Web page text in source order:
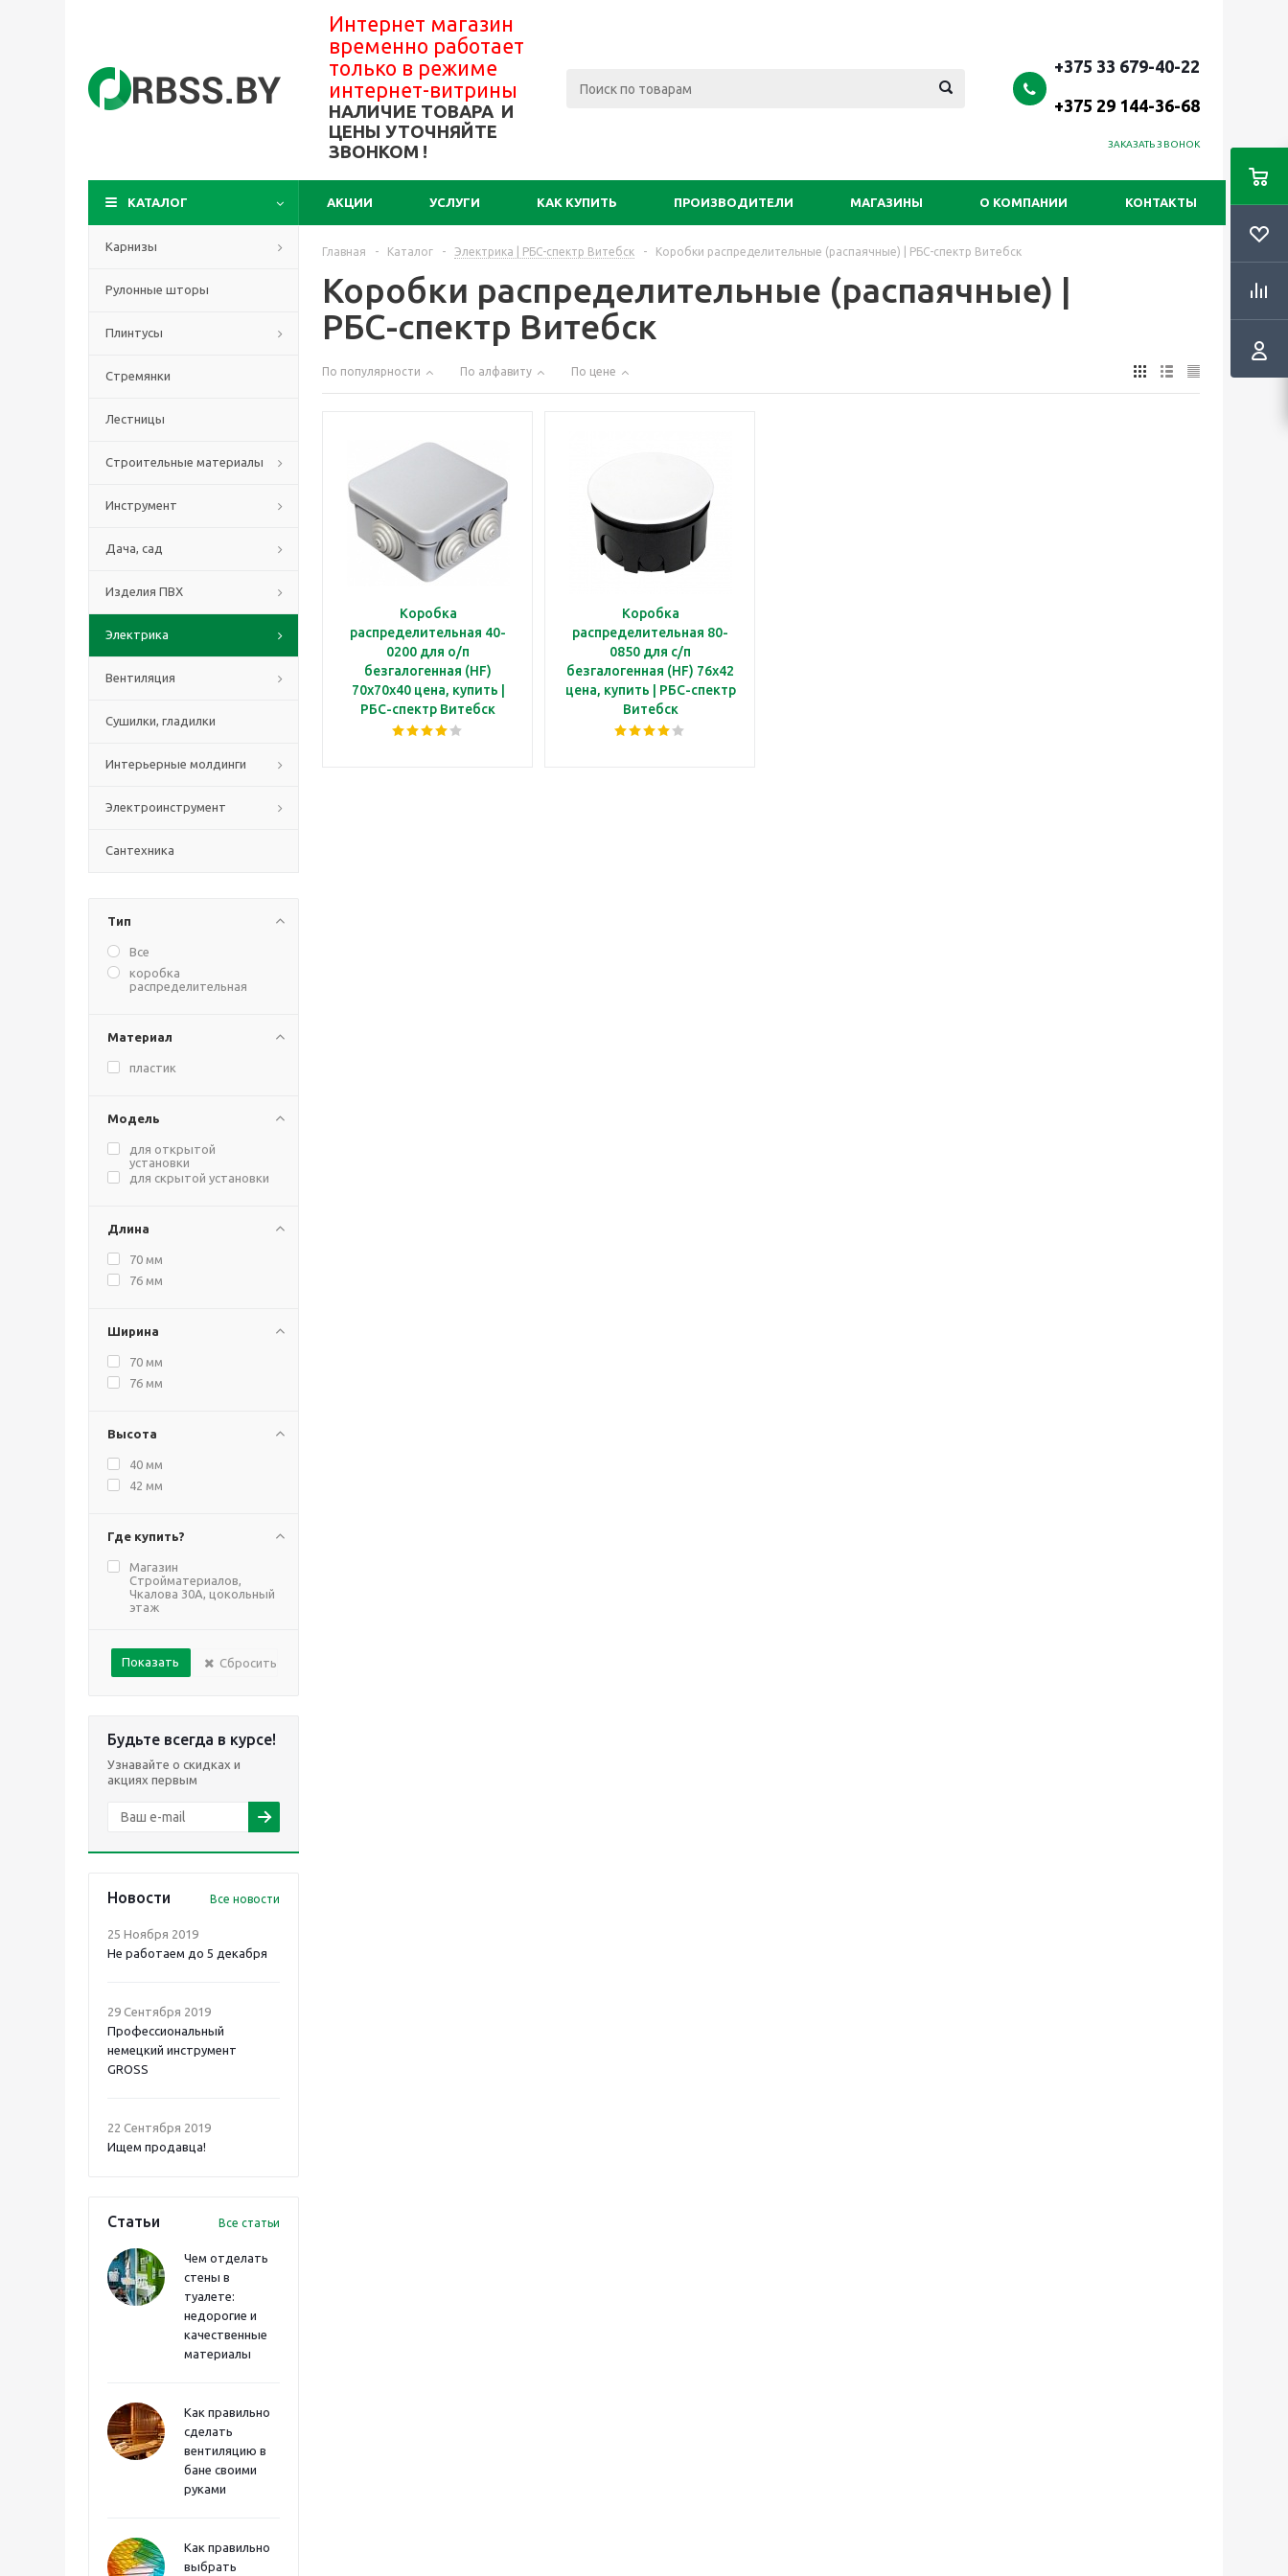
Интернет магазин
временно работает
только в режиме
интернет-витрины
НАЛИЧИЕ ТОВАРА И
ЦЕНЫ УТОЧНЯЙТЕ
ЗВОНКОМ !
+375 33 679-40-22
+375 29 144-36-68
ЗАКАЗАТЬ ЗВОНОК
КАТАЛОГ АКЦИИ УСЛУГИ КАК КУПИТЬ ПРОИЗВОДИТЕЛИ МАГАЗИНЫ О КОМПАНИИ КОНТАКТЫ
Карнизы
Рулонные шторы
Плинтусы
Стремянки
Лестницы
Строительные материалы
Инструмент
Дача, сад
Изделия ПВХ
Электрика
Вентиляция
Сушилки, гладилки
Интерьерные молдинги
Электроинструмент
Сантехника
Тип
Все
коробка
распределительная
Материал
пластик
Модель
для открытой
установки
для скрытой установки
Длина
70 мм
76 мм
Ширина
70 мм
76 мм
Высота
40 мм
42 мм
Где купить?
Магазин
Стройматериалов,
Чкалова 30А, цокольный
этаж
Сбросить
Будьте всегда в курсе!
Узнавайте о скидках и
акциях первым
Новости Все новости
25 Ноября 2019
Не работаем до 5 декабря
29 Сентября 2019
Профессиональный
немецкий инструмент
GROSS
22 Сентября 2019
Ищем продавца!
Статьи Все статьи
Чем отделать
стены в
туалете:
недорогие и
качественные
материалы
Как правильно
сделать
вентиляцию в
бане своими
руками
Как правильно
выбрать
Главная - Каталог - Электрика | РБС-спектр Витебск - Коробки распределительные (распаячные) | РБС-спектр Витебск
Коробки распределительные (распаячные) |
РБС-спектр Витебск
По популярности По алфавиту По цене
Коробка
распределительная 40-
0200 для о/п
безгалогенная (HF)
70х70х40 цена, купить |
РБС-спектр Витебск
Коробка
распределительная 80-
0850 для с/п
безгалогенная (HF) 76х42
цена, купить | РБС-спектр
Витебск